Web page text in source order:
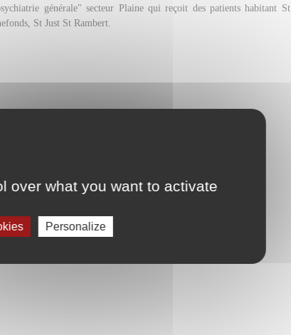
générale" secteur Plaine qui reçoit des patients habitant St
St Just St Rambert.
over what you want to activate
Personalize